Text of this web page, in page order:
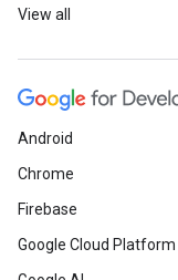
View all
Android
Chrome
Firebase
Google Cloud Platform